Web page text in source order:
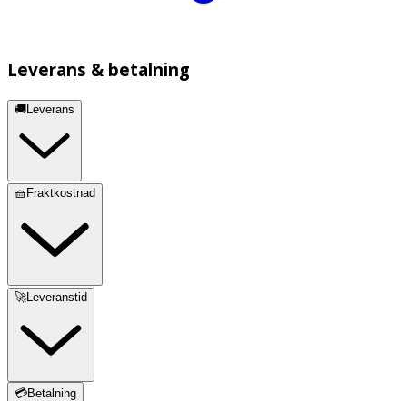
Leverans & betalning
🚚Leverans
🧺Fraktkostnad
🚀Leveranstid
💳Betalning